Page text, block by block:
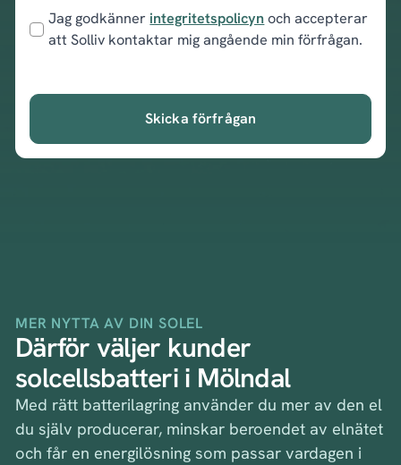
Jag godkänner integritetspolicynoch accepterar
att Solliv kontaktar mig angående min förfrågan.
Skicka förfrågan
MER NYTTA AV DIN SOLEL
Därför väljer kunder
solcellsbatteri i Mölndal
Med rätt batterilagring använder du mer av den el
du själv producerar, minskar beroendet av elnätet
och får en energilösning som passar vardagen i